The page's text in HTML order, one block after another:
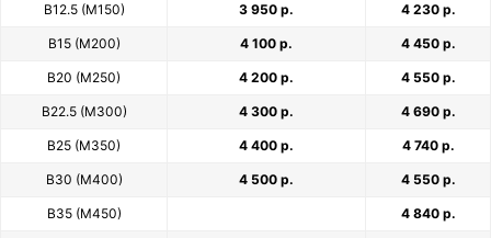
В12.5 (М150) 3 950 р. 4 230 р.
В15 (М200) 4 100 р. 4 450 р.
В20 (М250) 4 200 р. 4 550 р.
В22.5 (М300) 4 300 р. 4 690 р.
В25 (М350) 4 400 р. 4 740 р.
В30 (М400) 4 500 р. 4 550 р.
В35 (М450) 4 840 р.